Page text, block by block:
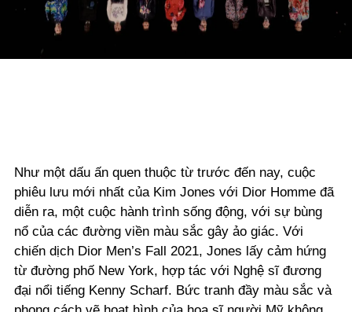
Như một dấu ấn quen thuộc từ trước đến nay, cuộc
phiêu lưu mới nhất của Kim Jones với Dior Homme đã
diễn ra, một cuộc hành trình sống động, với sự bùng
nổ của các đường viền màu sắc gây ảo giác. Với
chiến dịch Dior Men’s Fall 2021, Jones lấy cảm hứng
từ đường phố New York, hợp tác với Nghệ sĩ đương
đại nổi tiếng Kenny Scharf. Bức tranh đầy màu sắc và